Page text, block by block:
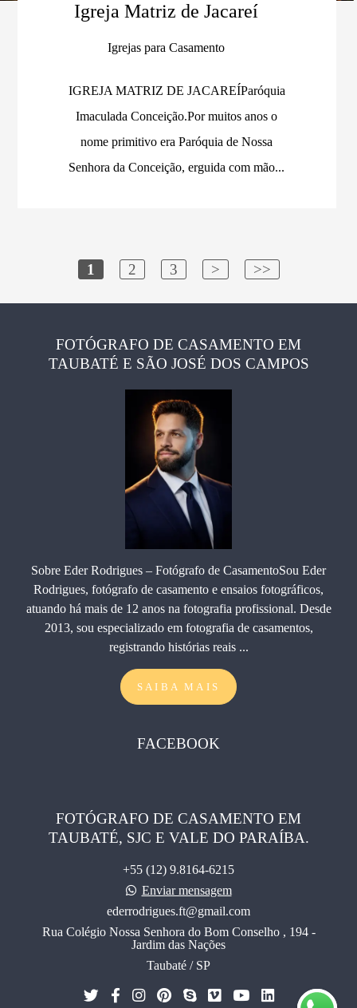
Igreja Matriz de Jacareí
Igrejas para Casamento
IGREJA MATRIZ DE JACAREÍParóquia
Imaculada Conceição.Por muitos anos o
nome primitivo era Paróquia de Nossa
Senhora da Conceição, erguida com mão...
1 2 3 > >>
FOTÓGRAFO DE CASAMENTO EM
TAUBATÉ E SÃO JOSÉ DOS CAMPOS
Sobre Eder Rodrigues – Fotógrafo de CasamentoSou Eder
Rodrigues, fotógrafo de casamento e ensaios fotográficos,
atuando há mais de 12 anos na fotografia profissional. Desde
2013, sou especializado em fotografia de casamentos,
registrando histórias reais ...
SAIBA MAIS
FACEBOOK
FOTÓGRAFO DE CASAMENTO EM
TAUBATÉ, SJC E VALE DO PARAÍBA.
+55 (12) 9.8164-6215
Enviar mensagem
ederrodrigues.ft@gmail.com
Rua Colégio Nossa Senhora do Bom Conselho , 194 -
Jardim das Nações
Taubaté / SP